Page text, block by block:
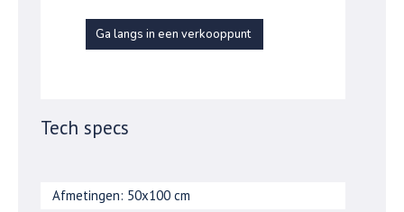
Ga langs in een verkooppunt
Tech specs
Afmetingen: 50x100 cm